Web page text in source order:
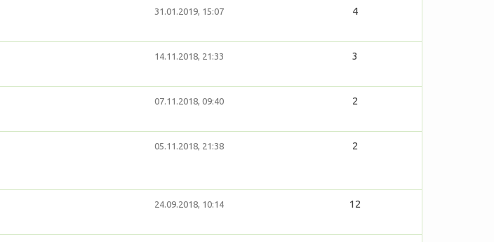
31.01.2019, 15:07 4
14.11.2018, 21:33 3
07.11.2018, 09:40 2
05.11.2018, 21:38 2
24.09.2018, 10:14 12